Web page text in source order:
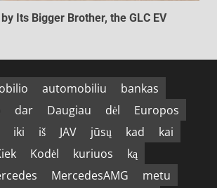
Its Bigger Brother, the GLC EV
automobiliu
bankas
dar Daugiau dėl
Europos
iki iš JAV jūsų kad
kai
Kodėl kuriuos
ką
MercedesAMG
metu